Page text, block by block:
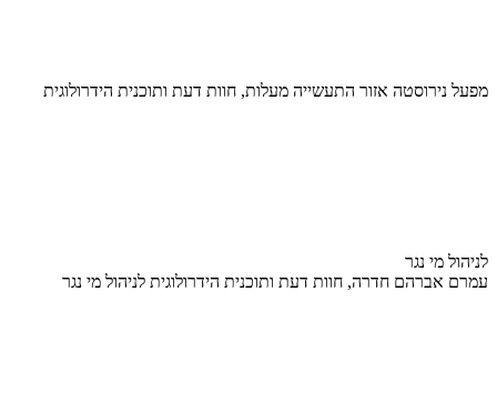
מפעל נירוסטה אזור התעשייה מעלות, חוות דעת ותוכנית הידרולוגית
לניהול מי נגר
עמרם אברהם חדרה, חוות דעת ותוכנית הידרולוגית לניהול מי נגר